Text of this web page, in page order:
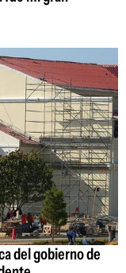
del gobierno de